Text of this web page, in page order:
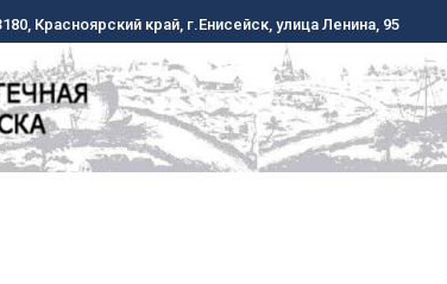
Красноярский край, г.Енисейск, улица Ленина, 95
Красноярский край, г.Енисейск, улица Ленина, 95
Краеведение Конкурсы и фестивали